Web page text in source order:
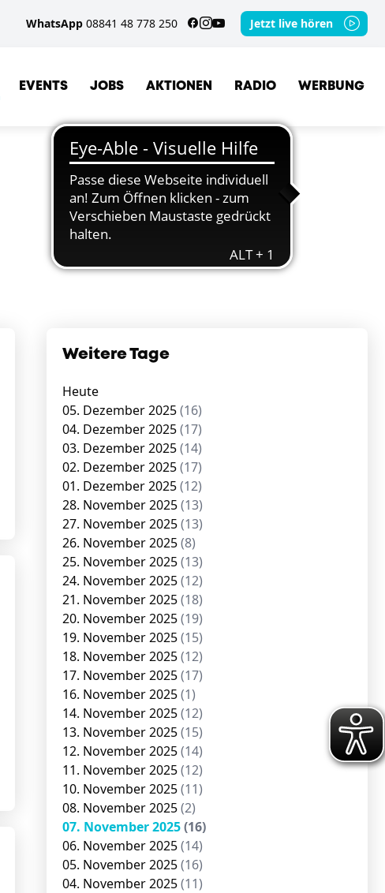
WhatsApp 08841 48 778 250 Jetzt live hören
EVENTS JOBS AKTIONEN RADIO WERBUNG
Weitere Tage
Heute
05. Dezember 2025(16)
04. Dezember 2025(17)
03. Dezember 2025(14)
02. Dezember 2025(17)
01. Dezember 2025(12)
28. November 2025(13)
27. November 2025(13)
26. November 2025(8)
25. November 2025(13)
24. November 2025(12)
21. November 2025(18)
20. November 2025(19)
19. November 2025(15)
18. November 2025(12)
17. November 2025(17)
16. November 2025(1)
14. November 2025(12)
13. November 2025(15)
12. November 2025(14)
11. November 2025(12)
10. November 2025(11)
08. November 2025(2)
07. November 2025(16)
06. November 2025(14)
05. November 2025(16)
04. November 2025(11)